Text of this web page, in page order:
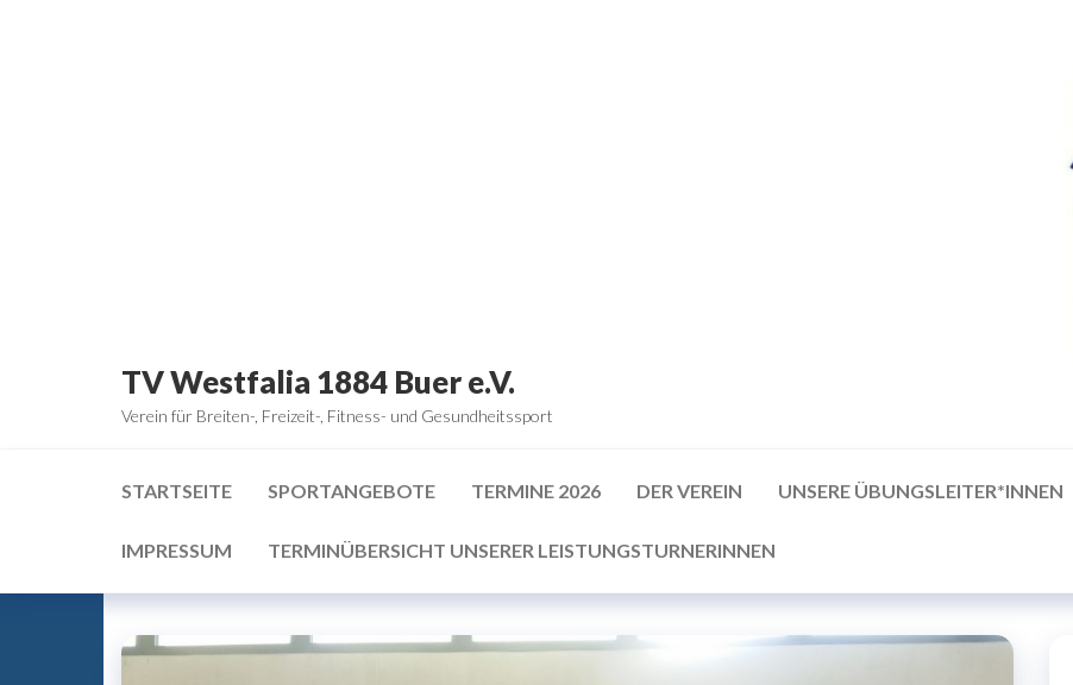
TV Westfalia 1884 Buer e.V.
Verein für Breiten-, Freizeit-, Fitness- und Gesundheitssport
STARTSEITE SPORTANGEBOTE TERMINE 2026 DER VEREIN UNSERE ÜBUNGSLEITER*INNEN
IMPRESSUM TERMINÜBERSICHT UNSERER LEISTUNGSTURNERINNEN